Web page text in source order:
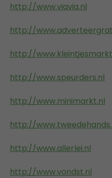
http://www.viavia.nl
http://
http://
http://www.speurders.nl
http://www.minimarkt.nl
http://
http://www.allerlei.nl
http://www.vondst.nl